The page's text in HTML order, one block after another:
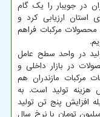
در جویبار را یک گام
استان ارزیابی کرد و
محصولات مرکبات فراهم
در واحد سطح عامل
در بازار داخلی و
مرکبات مازندران هم
تولید است. به
افزایش پنج تن تولید
در باغ های اصلاح شده، دستکم ۱۰ میلیون تومان با نرخ سال